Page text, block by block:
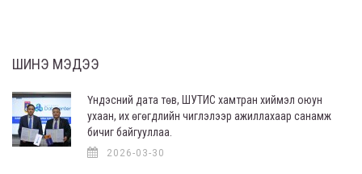
ШИНЭ МЭДЭЭ
Үндэсний дата төв, ШУТИС хамтран хиймэл оюун
ухаан, их өгөгдлийн чиглэлээр ажиллахаар санамж
бичиг байгууллаа.
2026-03-30